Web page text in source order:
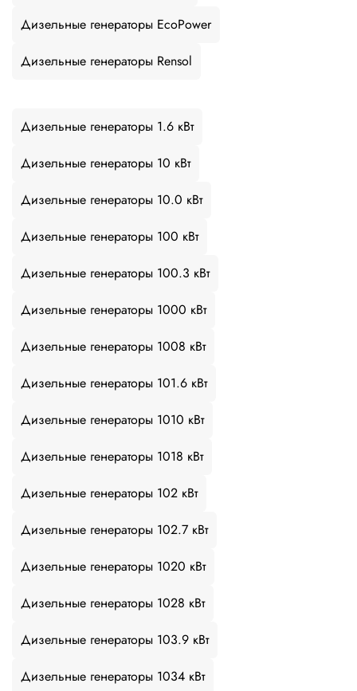
Дизельные генераторы EcoPower
Дизельные генераторы Rensol
Дизельные генераторы 1.6 кВт
Дизельные генераторы 10 кВт
Дизельные генераторы 10.0 кВт
Дизельные генераторы 100 кВт
Дизельные генераторы 100.3 кВт
Дизельные генераторы 1000 кВт
Дизельные генераторы 1008 кВт
Дизельные генераторы 101.6 кВт
Дизельные генераторы 1010 кВт
Дизельные генераторы 1018 кВт
Дизельные генераторы 102 кВт
Дизельные генераторы 102.7 кВт
Дизельные генераторы 1020 кВт
Дизельные генераторы 1028 кВт
Дизельные генераторы 103.9 кВт
Дизельные генераторы 1034 кВт